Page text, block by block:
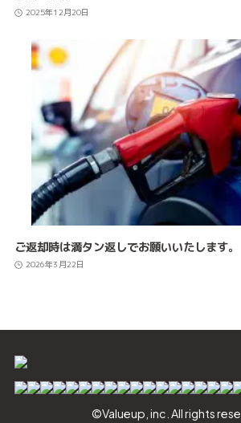
2025年12月20日
ご返却時は満タン返しでお願いいたします。
2026年3月22日
©Valueup, inc. All rights